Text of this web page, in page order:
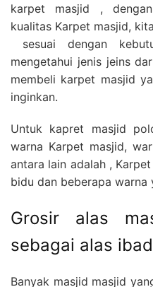
karpet masjid ,
kualitas Karpet masjid,
sesuai dengan
mengetahui jenis jeins
membeli karpet masjid
inginkan.
Untuk kapret masjid
warna Karpet masjid,
antara lain adalah ,
bidu dan beberapa warna
Grosir alas
sebagai alas
Banyak masjid masjid